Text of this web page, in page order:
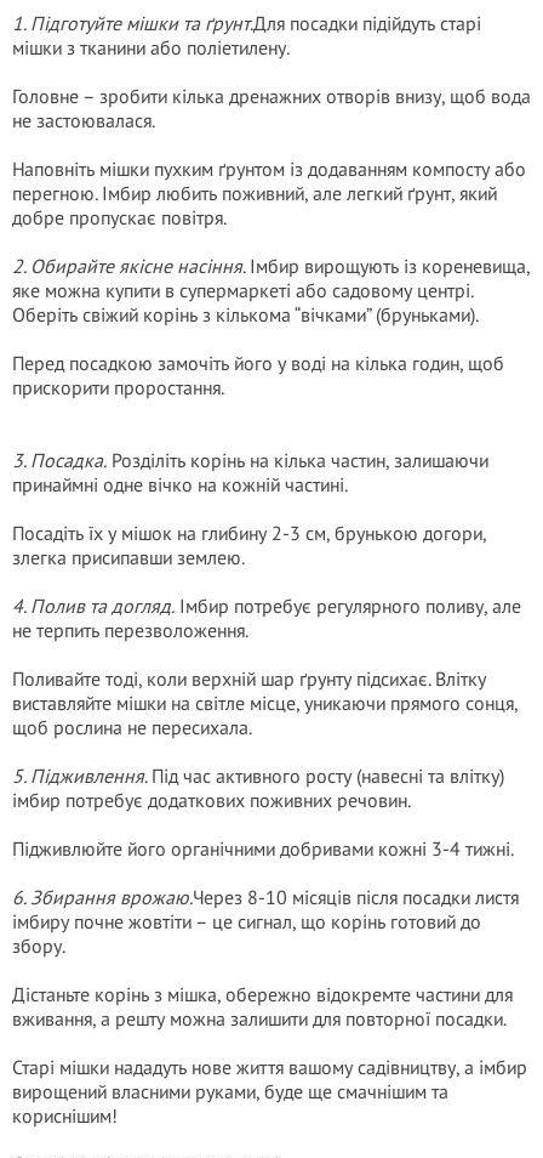
1. Підготуйте мішки та ґрунт.Для посадки підійдуть старі
мішки з тканини або поліетилену.
Головне – зробити кілька дренажних отворів внизу, щоб вода
не застоювалася.
Наповніть мішки пухким ґрунтом із додаванням компосту або
перегною. Імбир любить поживний, але легкий ґрунт, який
добре пропускає повітря.
2. Обирайте якісне насіння. Імбир вирощують із кореневища,
яке можна купити в супермаркеті або садовому центрі.
Оберіть свіжий корінь з кількома “вічками” (бруньками).
Перед посадкою замочіть його у воді на кілька годин, щоб
прискорити проростання.
3. Посадка. Розділіть корінь на кілька частин, залишаючи
принаймні одне вічко на кожній частині.
Посадіть їх у мішок на глибину 2-3 см, брунькою догори,
злегка присипавши землею.
4. Полив та догляд. Імбир потребує регулярного поливу, але
не терпить перезволоження.
Поливайте тоді, коли верхній шар ґрунту підсихає. Влітку
виставляйте мішки на світле місце, уникаючи прямого сонця,
щоб рослина не пересихала.
5. Підживлення. Під час активного росту (навесні та влітку)
імбир потребує додаткових поживних речовин.
Підживлюйте його органічними добривами кожні 3-4 тижні.
6. Збирання врожаю.Через 8-10 місяців після посадки листя
імбиру почне жовтіти – це сигнал, що корінь готовий до
збору.
Дістаньте корінь з мішка, обережно відокремте частини для
вживання, а решту можна залишити для повторної посадки.
Старі мішки нададуть нове життя вашому садівництву, а імбир
вирощений власними руками, буде ще смачнішим та
кориснішим!